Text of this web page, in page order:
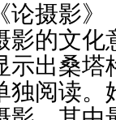
论摄影
影的文
示出桑
独阅读